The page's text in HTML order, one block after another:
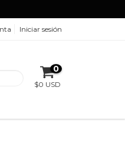
Iniciar sesión
0
$0 USD